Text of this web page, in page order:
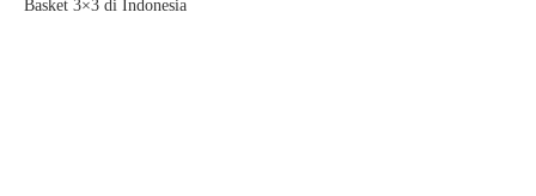
Basket 3×3 di Indonesia